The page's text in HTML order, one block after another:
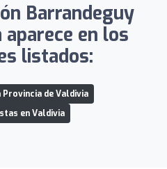
Barrandeguy
en los
listados:
de Valdivia
en Valdivia